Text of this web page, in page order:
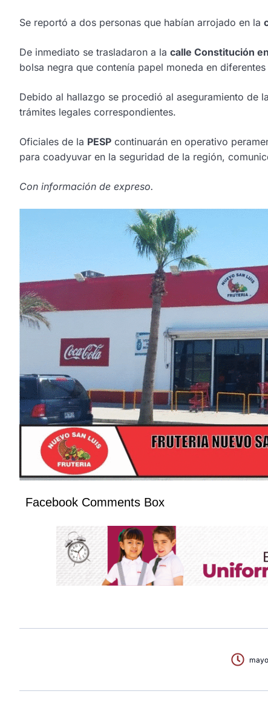
Se reportó a dos personas que habían arrojado en la
De inmediato se trasladaron a la calle Constitución
bolsa negra que contenía papel moneda en
Debido al hallazgo se procedió al aseguramiento de
trámites legales correspondientes.
Oficiales de la PESP continuarán en operativo
para coadyuvar en la seguridad de la región,
Con información de expreso.
Facebook Comments Box